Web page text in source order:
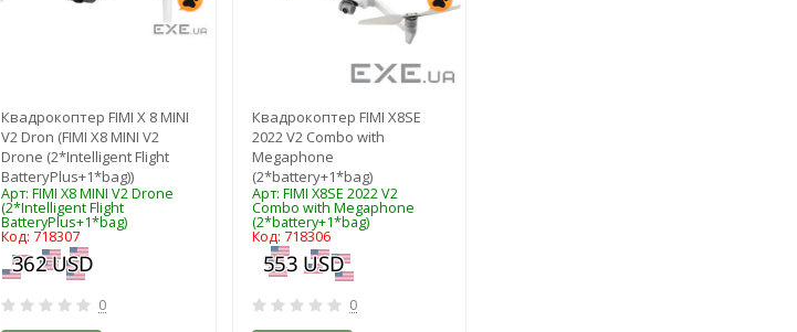
Квадрокоптер FIMI Х 8 MINI
V2 Dron (FIMI Х8 MINI V2
Drone (2*Intelligent Flight
BatteryPlus+1*bag))
Арт: FIMI Х8 MINI V2 Drone
(2*Intelligent Flight
BatteryPlus+1*bag)
Код: 718307
0
Квадрокоптер FIMI Х8SЕ
2022 V2 Combo with
Megaphone
(2*battery+1*bag)
Арт: FIMI Х8SЕ 2022 V2
Combo with Megaphone
(2*battery+1*bag)
Код: 718306
0